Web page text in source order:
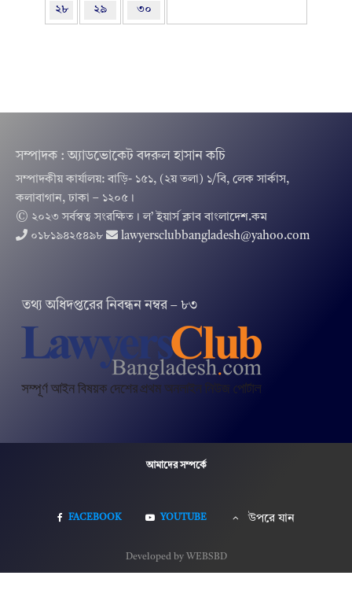
২৮ ২৯ ৩০
সম্পাদক : অ্যাডভোকেট বদরুল হাসান কচি
সম্পাদকীয় কার্যালয়: বাড়ি- ১৫১, (২য় তলা) ১/বি, লেক সার্কাস,
কলাবাগান, ঢাকা – ১২০৫।
© ২০২৩ সর্বস্বত্ব সংরক্ষিত । ল’ ইয়ার্স ক্লাব বাংলাদেশ.কম
০১৮১৯৪২৫৪৯৮
lawyersclubbangladesh@yahoo.com
তথ‌্য অ‌ধিদপ্ত‌রের নিবন্ধন নম্বর – ৮৩
আমাদের সম্পর্কে
FACEBOOK YOUTUBE উপরে যান
Developed by WEBSBD